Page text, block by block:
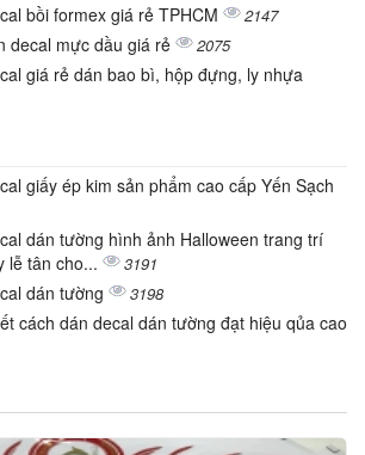
bồi formex giá rẻ TPHCM 2147
decal mực dầu giá rẻ 2075
giá rẻ dán bao bì, hộp đựng, ly nhựa
giấy ép kim sản phẩm cao cấp Yến Sạch
dán tường hình ảnh Halloween trang trí
lễ tân cho...
3191
dán tường 3198
cách dán decal dán tường đạt hiệu qủa cao